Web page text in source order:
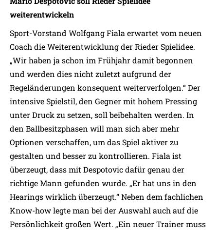
weiterentwickeln
Sport-Vorstand Wolfgang Fiala erwartet vom neuen
Coach die Weiterentwicklung der Rieder Spielidee.
„Wir haben ja schon im Frühjahr damit begonnen
und werden dies nicht zuletzt aufgrund der
Regeländerungen konsequent weiterverfolgen.“ Der
intensive Spielstil, den Gegner mit hohem Pressing
unter Druck zu setzen, soll beibehalten werden. In
den Ballbesitzphasen will man sich aber mehr
Optionen verschaffen, um das Spiel aktiver zu
gestalten und besser zu kontrollieren. Fiala ist
überzeugt, dass mit Despotovic dafür genau der
richtige Mann gefunden wurde. „Er hat uns in den
Hearings wirklich überzeugt.“ Neben dem fachlichen
Know-how legte man bei der Auswahl auch auf die
Persönlichkeit großen Wert. „Ein neuer Trainer muss